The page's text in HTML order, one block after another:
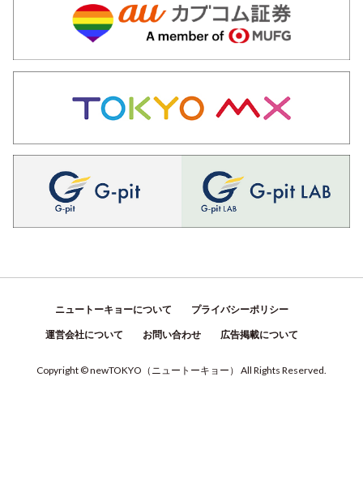
ニュートーキョーについて プライバシーポリシー
運営会社について お問い合わせ 広告掲載について
Copyright © newTOKYO （ ニュートーキョー ） All Rights Reserved.